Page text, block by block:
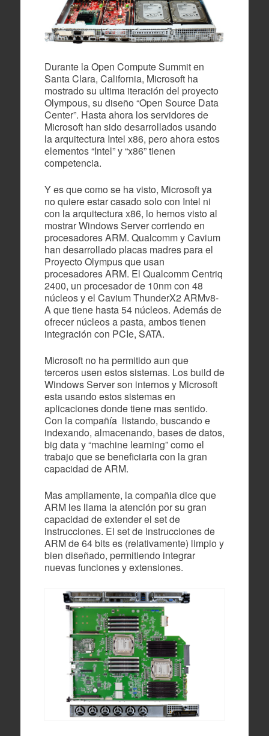
Durante la Open Compute Summit en
Santa Clara, California, Microsoft ha
mostrado su ultima iteración del proyecto
Olympous, su diseño “Open Source Data
Center”. Hasta ahora los servidores de
Microsoft han sido desarrollados usando
la arquitectura Intel x86, pero ahora estos
elementos “Intel” y “x86” tienen
competencia.
Y es que como se ha visto, Microsoft ya
no quiere estar casado solo con Intel ni
con la arquitectura x86, lo hemos visto al
mostrar Windows Server corriendo en
procesadores ARM. Qualcomm y Cavium
han desarrollado placas madres para el
Proyecto Olympus que usan
procesadores ARM. El Qualcomm Centriq
2400, un procesador de 10nm con 48
núcleos y el Cavium ThunderX2 ARMv8-
A que tiene hasta 54 núcleos. Además de
ofrecer núcleos a pasta, ambos tienen
integración con PCIe, SATA.
Microsoft no ha permitido aun que
terceros usen estos sistemas. Los build de
Windows Server son internos y Microsoft
esta usando estos sistemas en
aplicaciones donde tiene mas sentido.
Con la compañía listando, buscando e
indexando, almacenando, bases de datos,
big data y “machine learning” como el
trabajo que se beneficiaria con la gran
capacidad de ARM.
Mas ampliamente, la compañia dice que
ARM les llama la atención por su gran
capacidad de extender el set de
instrucciones. El set de instrucciones de
ARM de 64 bits es (relativamente) limpio y
bien diseñado, permitiendo integrar
nuevas funciones y extensiones.